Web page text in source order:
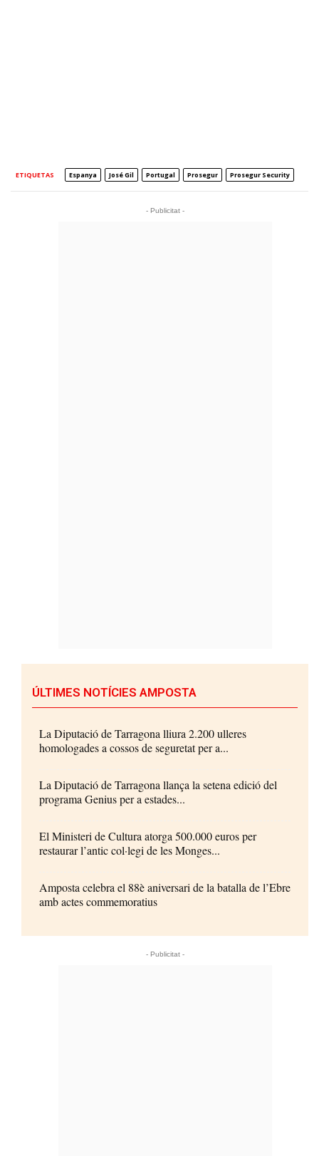
ETIQUETAS Espanya José Gil Portugal Prosegur Prosegur Security
- Publicitat -
ÚLTIMES NOTÍCIES AMPOSTA
La Diputació de Tarragona lliura 2.200 ulleres
homologades a cossos de seguretat per a...
La Diputació de Tarragona llança la setena edició del
programa Genius per a estades...
El Ministeri de Cultura atorga 500.000 euros per
restaurar l’antic col·legi de les Monges...
Amposta celebra el 88è aniversari de la batalla de l’Ebre
amb actes commemoratius
- Publicitat -